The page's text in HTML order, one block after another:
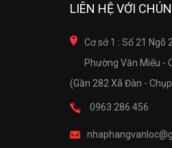
LIÊN HỆ VỚI
Cơ sở 1 : Số 21 Ngõ
Phường Văn Miếu -
(Gần 282 Xã Đàn -
0963 286 456